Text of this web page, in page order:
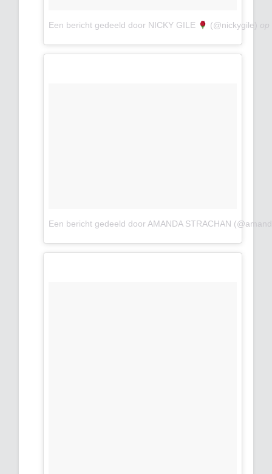
Een bericht gedeeld door NICKY GILE (@nickygile) op
Een bericht gedeeld door AMANDA STRACHAN